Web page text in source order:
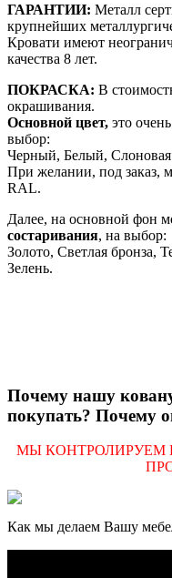
ГАРАНТИИ: Металл
крупнейших
Кровати имеют
качества 8 лет.
ПОКРАСКА: В
окрашивания.
Основной цвет, это
выбор:
Черный, Белый,
При желании, под
RAL.
Далее, на основной фон
состаривания, на выбор:
Золото, Светлая бронза,
Зелень.
Почему нашу
покупать? Почему
МЫ КОНТРОЛИРУЕМ
Как мы делаем Вашу